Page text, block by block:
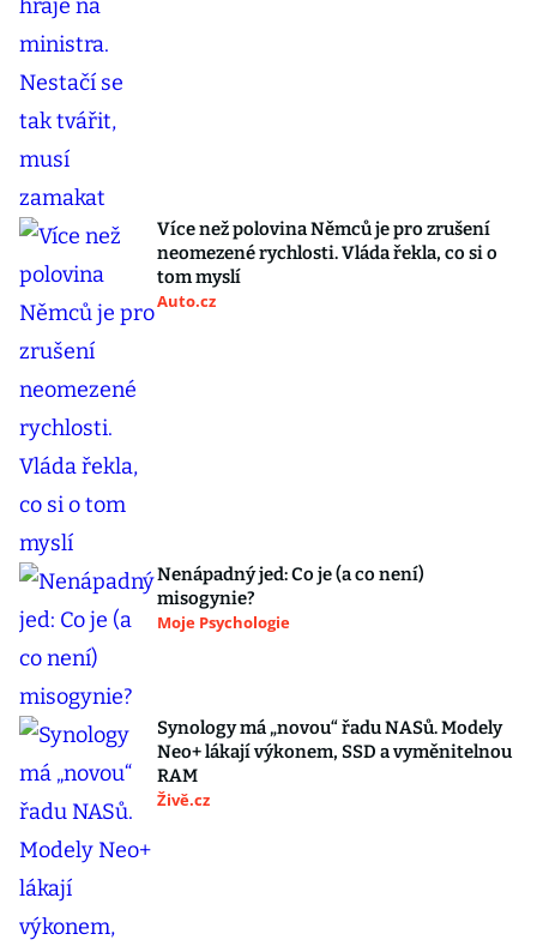
Více než polovina Němců je pro zrušení
neomezené rychlosti. Vláda řekla, co si o
tom myslí
Auto.cz
Nenápadný jed: Co je (a co není)
misogynie?
Moje Psychologie
Synology má „novou“ řadu NASů. Modely
Neo+ lákají výkonem, SSD a vyměnitelnou
RAM
Živě.cz